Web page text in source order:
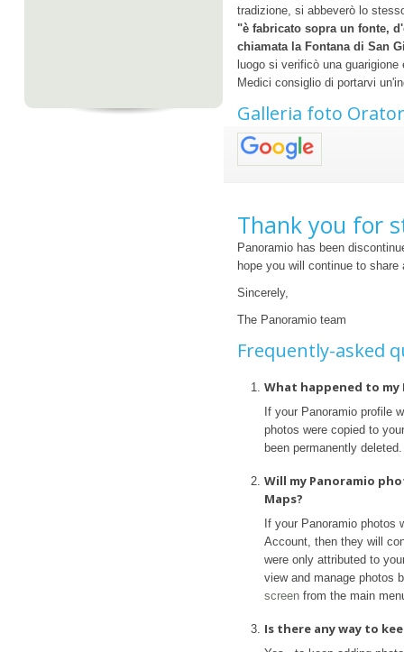
tradizione, si abbeverò lo
"è fabricato sopra un fonte,
chiamata la Fontana di San
luogo si verificò una
Medici consiglio di portarvi
Galleria foto
Thank you for
Panoramio has been
hope you will continue to
Sincerely,
The Panoramio team
Frequently-asked
What happened to my
If your Panoramio profile
photos were copied to
been permanently deleted.
Will my Panoramio
Maps?
If your Panoramio photos
Account, then they will
were only attributed to
view and manage photos
screen from the main
Is there any way to